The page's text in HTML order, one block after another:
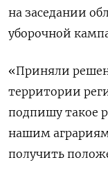
на заседании
уборочной
«Приняли
территории
подпишу такое
нашим
получить